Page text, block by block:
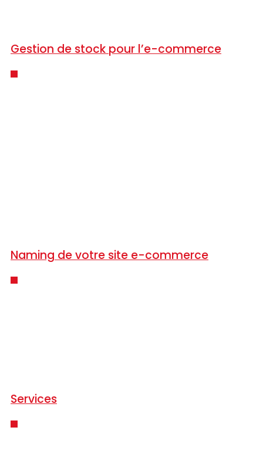
Gestion de stock pour l’e-commerce
Naming de votre site e-commerce
Services